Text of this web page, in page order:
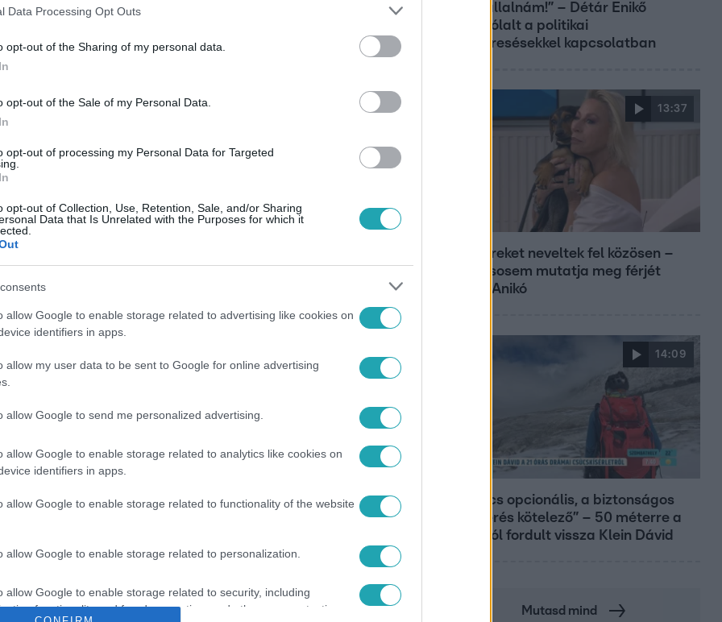
Data Processing Opt Outs
opt-out of the Sharing of my personal data.
opt-out of the Sale of my Personal Data.
opt-out of processing my Personal Data for Targeted
opt-out of Collection, Use, Retention, Sale, and/or Sharing
Data that Is Unrelated with the Purposes for which it
allow Google to enable storage related to advertising like cookies on
identifiers in apps.
allow my user data to be sent to Google for online advertising
allow Google to send me personalized advertising.
allow Google to enable storage related to analytics like cookies on
identifiers in apps.
allow Google to enable storage related to functionality of the website
allow Google to enable storage related to personalization.
allow Google to enable storage related to security, including
functionality and fraud prevention, and other user protection.
van Magyarország, aminek
vezetőre van szükség, hogy rendet
legyen a Google-találatokban!
sem vállalnám!” – Détár Enikő
megszólalt a politikai
megkeresésekkel kapcsolatban
13:37
Öt gyereket neveltek fel közösen –
szinte sosem mutatja meg férjét
Ungár Anikó
14:09
„A csúcs opcionális, a biztonságos
hazatérés kötelező” – 50 méterre a
csúcstól fordult vissza Klein Dávid
Mutasd mind